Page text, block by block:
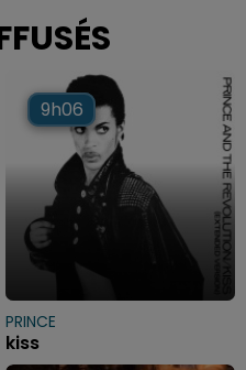
9h06
9h06
PRINCE
kiss